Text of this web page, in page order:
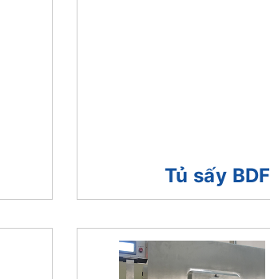
Tủ sấy BDF